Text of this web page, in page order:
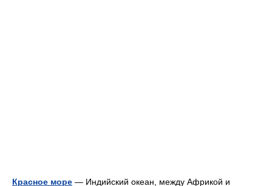
Красное море — Индийский океан, между Африкой и